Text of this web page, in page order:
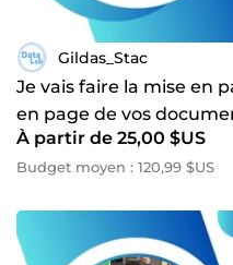
Gildas_Stac
Je vais faire la mise en
en page de vos
À partir de 25,00 $US
Budget moyen : 120,99 $US